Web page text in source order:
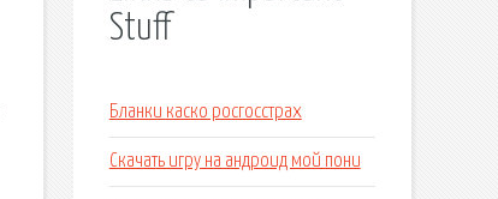
Stuff
Бланки каско росгосстрах
Скачать игру на андроид мой пони